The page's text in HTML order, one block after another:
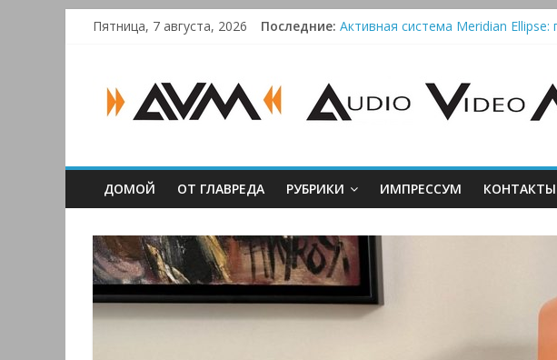
Пятница, 7 августа, 2026 Последние: Активная система Meridian
Victrola Automatic —
AUDIO,
VIDEO
&
MULTIMEDIA
Аудио,
Видео
&
ДОМОЙ ОТ ГЛАВРЕДА РУБРИКИ ИМПРЕССУМ КОНТАКТЫ